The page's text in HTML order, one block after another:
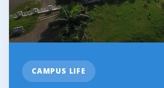
CAMPUS LIFE